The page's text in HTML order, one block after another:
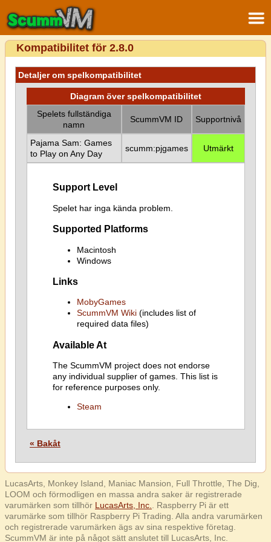
Kompatibilitet för 2.8.0
Detaljer om spelkompatibilitet
Diagram över spelkompatibilitet
Spelets fullständiga
namn
ScummVM ID Supportnivå
Pajama Sam: Games
to Play on Any Day
scumm:pjgames Utmärkt
Support Level
Spelet har inga kända problem.
Supported Platforms
Macintosh
Windows
Links
MobyGames
ScummVM Wiki(includes list of
required data files)
Available At
The ScummVM project does not endorse
any individual supplier of games. This list is
for reference purposes only.
Steam
« Bakåt
LucasArts, Monkey Island, Maniac Mansion, Full Throttle, The Dig,
LOOM och förmodligen en massa andra saker är registrerade
varumärken som tillhör LucasArts, Inc.
. Raspberry Pi är ett
varumärke som tillhör Raspberry Pi Trading. Alla andra varumärken
och registrerade varumärken ägs av sina respektive företag.
ScummVM är inte på något sätt anslutet till LucasArts, Inc.